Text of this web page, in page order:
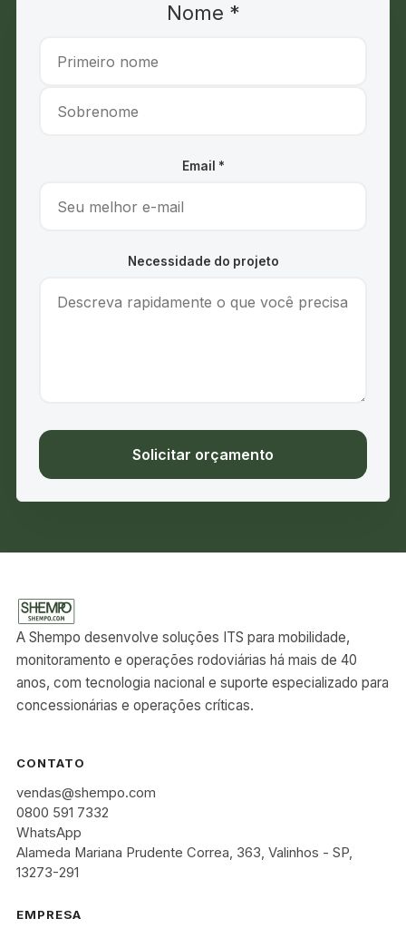
Nome *
Email *
Necessidade do projeto
Solicitar orçamento
A Shempo desenvolve soluções ITS para mobilidade,
monitoramento e operações rodoviárias há mais de 40
anos, com tecnologia nacional e suporte especializado para
concessionárias e operações críticas.
CONTATO
vendas@shempo.com
0800 591 7332
WhatsApp
Alameda Mariana Prudente Correa, 363, Valinhos - SP,
13273-291
EMPRESA